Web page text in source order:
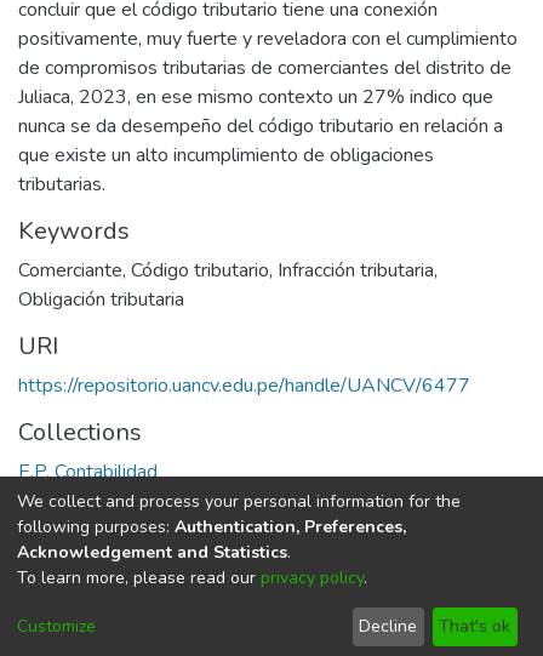
concluir que el código tributario tiene una conexión
positivamente, muy fuerte y reveladora con el cumplimiento
de compromisos tributarias de comerciantes del distrito de
Juliaca, 2023, en ese mismo contexto un 27% indico que
nunca se da desempeño del código tributario en relación a
que existe un alto incumplimiento de obligaciones
tributarias.
Keywords
Comerciante, Código tributario, Infracción tributaria,
Obligación tributaria
URI
https://repositorio.uancv.edu.pe/handle/UANCV/6477
Collections
E.P. Contabilidad
Full item page
DSpace softwarecopyright © 2002-2026
Cookie
End User
Agreement
Send
Feedback
We collect and process your personal information for the
following purposes: Authentication, Preferences,
Acknowledgement and Statistics.
To learn more, please read our privacy policy.
Customize Decline That's ok